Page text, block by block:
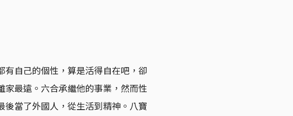
自己的個性，算是活得自在吧，卻
最遠。六合承繼他的事業，然而性
當了外國人，從生活到精神。八寶